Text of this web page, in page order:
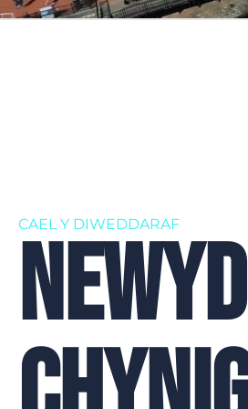
CAEL Y DIWEDDARAF